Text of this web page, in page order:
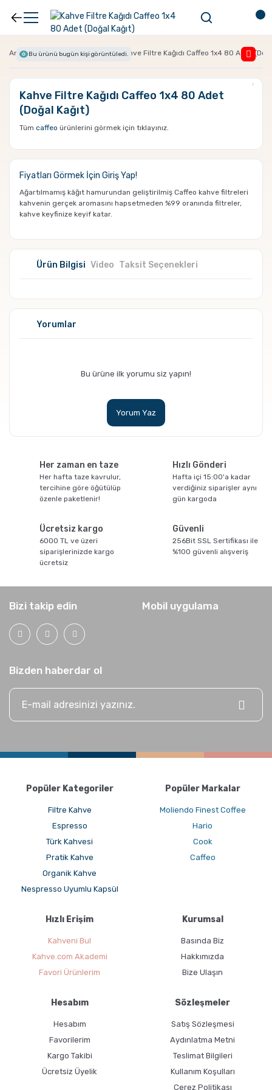
Anasayfa Filtre Kağıtları Kahve Filtre Kağıdı Caffeo 1x4 80 Adet
Bu ürünü bugün kişi görüntüledi.
Kahve Filtre Kağıdı Caffeo 1x4 80 Adet
(Doğal Kağıt)
Tüm caffeo ürünlerini görmek için tıklayınız.
Fiyatları Görmek İçin Giriş Yap!
Ağartılmamış kâğıt hamurundan geliştirilmiş Caffeo kahve filtreleri
kahvenin gerçek aromasını hapsetmeden %99 oranında filtreler,
kahve keyfinize keyif katar.
Ürün Bilgisi Video Taksit Seçenekleri
Temizlenir?
Hangi Demleme İçin Nasıl Kahve Öğütülmeli?
Yorumlar
Bu ürüne ilk yorumu siz yapın!
Yorum Yaz
Her zaman en taze
Her hafta taze kavrulur,
tercihine göre öğütülüp
özenle paketlenir!
Hızlı Gönderi
Hafta içi 15:00'a kadar
verdiğiniz siparişler aynı
gün kargoda
Ücretsiz kargo
6000 TL ve üzeri
siparişlerinizde kargo
ücretsiz
Güvenli
256Bit SSL Sertifikası ile
%100 güvenli alışveriş
Bizi takip edin
Bizden haberdar ol
Mobil uygulama
Popüler Kategoriler
Filtre Kahve
Espresso
Türk Kahvesi
Pratik Kahve
Organik Kahve
Nespresso Uyumlu Kapsül
Popüler Markalar
Moliendo Finest Coffee
Hario
Cook
Caffeo
Hızlı Erişim
Kahveni Bul
Kahve.com Akademi
Favori Ürünlerim
Kurumsal
Basında Biz
Hakkımızda
Bize Ulaşın
Hesabım
Hesabım
Favorilerim
Kargo Takibi
Ücretsiz Üyelik
Sözleşmeler
Satış Sözleşmesi
Aydınlatma Metni
Teslimat Bilgileri
Kullanım Koşulları
Çerez Politikası